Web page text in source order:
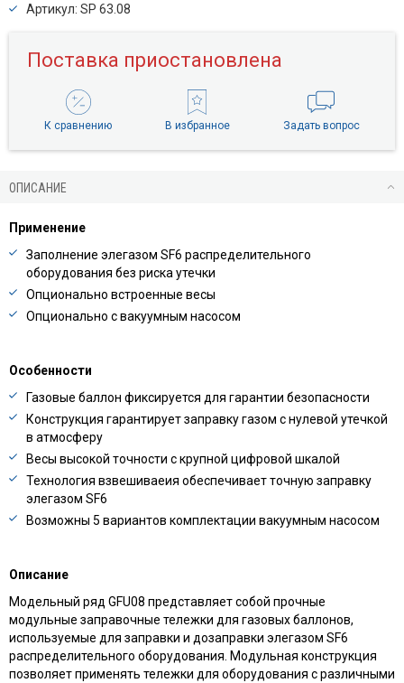
Артикул: SP 63.08
Поставка приостановлена
К сравнению В избранное Задать вопрос
ОПИСАНИЕ
Применение
Заполнение элегазом SF6 распределительного
оборудования без риска утечки
Опционально встроенные весы
Опционально с вакуумным насосом
Особенности
Газовые баллон фиксируется для гарантии безопасности
Конструкция гарантирует заправку газом с нулевой утечкой
в атмосферу
Весы высокой точности с крупной цифровой шкалой
Технология взвешиваеия обеспечивает точную заправку
элегазом SF6
Возможны 5 вариантов комплектации вакуумным насосом
Описание
Модельный ряд GFU08 представляет собой прочные
модульные заправочные тележки для газовых баллонов,
используемые для заправки и дозаправки элегазом SF6
распределительного оборудования. Модульная конструкция
позволяет применять тележки для оборудования с различными